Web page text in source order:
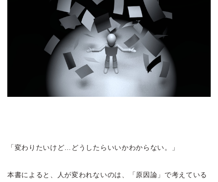
「変わりたいけど…どうしたらいいかわからない。」
本書によると、人が変われないのは、「原因論」で考えている